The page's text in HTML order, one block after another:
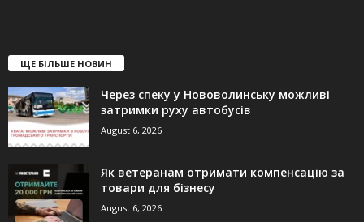
ЩЕ БІЛЬШЕ НОВИН
Через спеку у Нововолинську можливі
затримки руху автобусів
August 6, 2026
Як ветеранам отримати компенсацію за
товари для бізнесу
August 6, 2026